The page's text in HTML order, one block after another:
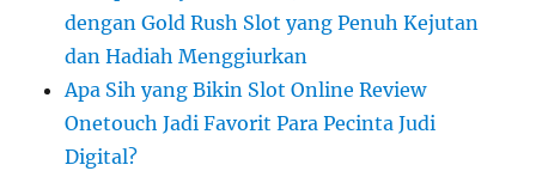
dengan Gold Rush Slot yang Penuh Kejutan
dan Hadiah Menggiurkan
Apa Sih yang Bikin Slot Online Review
Onetouch Jadi Favorit Para Pecinta Judi
Digital?